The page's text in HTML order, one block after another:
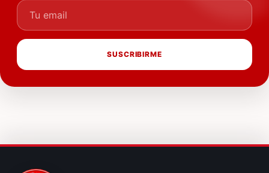
Tu email
SUSCRIBIRME